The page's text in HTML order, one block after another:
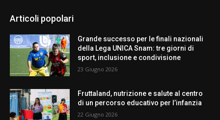
Articoli popolari
Grande successo per le finali nazionali
della Lega UNICA Snam: tre giorni di
sport, inclusione e condivisione
23 Giugno 2026
Fruttaland, nutrizione e salute al centro
di un percorso educativo per l’infanzia
22 Giugno 2026